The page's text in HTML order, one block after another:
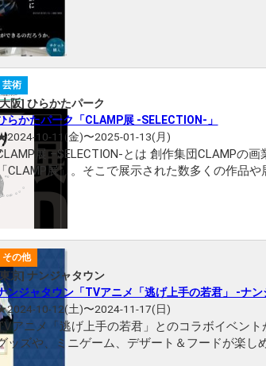
芸術
阪] ひらかたパーク
らかたパーク「CLAMP展 -SELECTION-」
10-11(金)〜2025-01-13(月)
展 –SELECTION-とは 創作集団CLAMPの
CLAMP展」。そこで展示された数多くの作品
から生まれた展覧会です。 「CLAMP展
その他
京] ナンジャタウン
ンジャタウン「TVアニメ「逃げ上手の若君」 -ナン
10-12(土)〜2024-11-17(日)
アニメ「逃げ上手の若君」とのコラボイベン
ッズや、ミニゲーム、デザート＆フードが楽し